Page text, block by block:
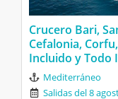
9
Kris
Atenas,
La
Crucero Bari,
Cefalonia,
Incluido y Todo
Mediterráneo
Salidas del 8